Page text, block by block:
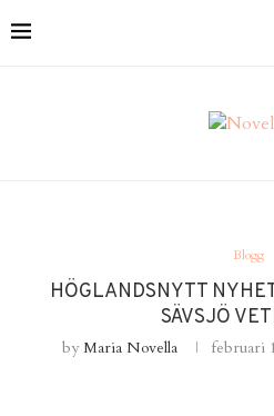
Blogg
HÖGLANDSNYTT
SÄVSJÖ
byMaria Novella februari